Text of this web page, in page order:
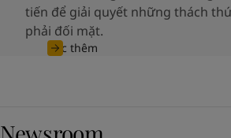
tiến để giải quyết những thách
phải đối mặt.
Đọc thêm